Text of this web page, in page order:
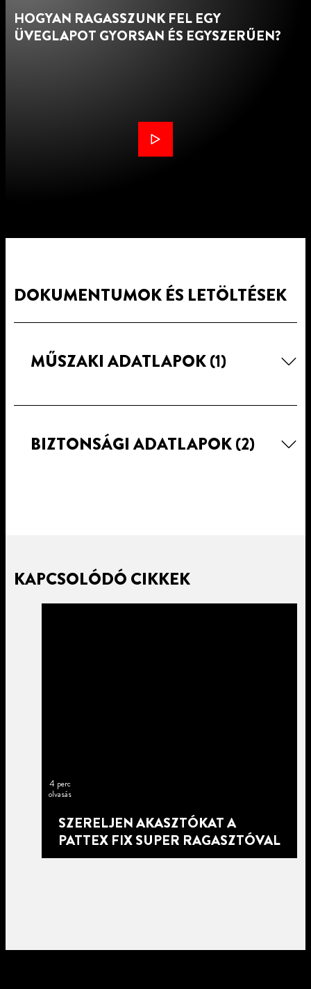
HOGYAN RAGASSZUNK FEL EGY
ÜVEGLAPOT GYORSAN ÉS EGYSZERŰEN?
DOKUMENTUMOK ÉS LETÖLTÉSEK
MŰSZAKI ADATLAPOK(1)
BIZTONSÁGI ADATLAPOK(2)
KAPCSOLÓDÓ CIKKEK
4 perc
olvasás
SZERELJEN AKASZTÓKAT A
PATTEX FIX SUPER RAGASZTÓVAL